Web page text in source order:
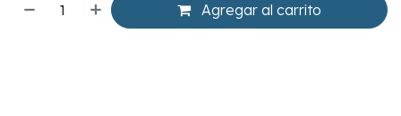
Agregar al carrito